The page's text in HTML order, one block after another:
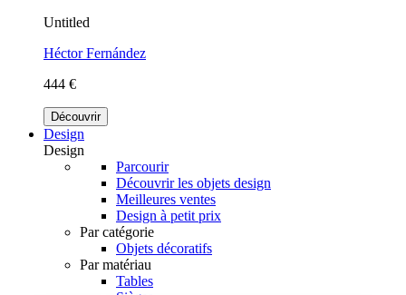
Untitled
Héctor Fernández
444 €
Découvrir
Design
Design
Parcourir
Découvrir les objets design
Meilleures ventes
Design à petit prix
Par catégorie
Objets décoratifs
Par matériau
Tables